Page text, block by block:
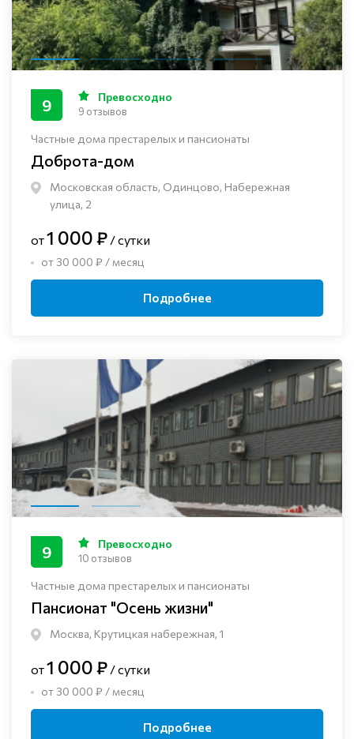
Частные дома престарелых и пансионаты
Доброта-дом
Московская область, Одинцово, Набережная
улица, 2
9 Превосходно
9 отзывов
от1 000 ₽ / сутки
от 30 000 ₽ / месяц
Подробнее
Частные дома престарелых и пансионаты
Пансионат "Осень жизни"
Москва, Крутицкая набережная, 1
9 Превосходно
10 отзывов
от1 000 ₽ / сутки
от 30 000 ₽ / месяц
Подробнее